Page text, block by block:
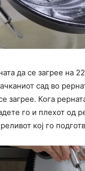
да се загрее на
сад во
загрее. Кога
го и плехот од
кој го